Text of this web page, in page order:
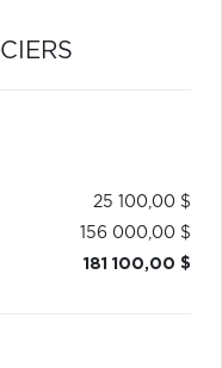
25 100,00 $
156 000,00 $
181 100,00 $